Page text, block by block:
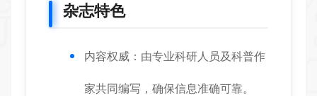
杂志特色
内容权威：由专业科研人员及科普作
家共同编写，确保信息准确可靠。